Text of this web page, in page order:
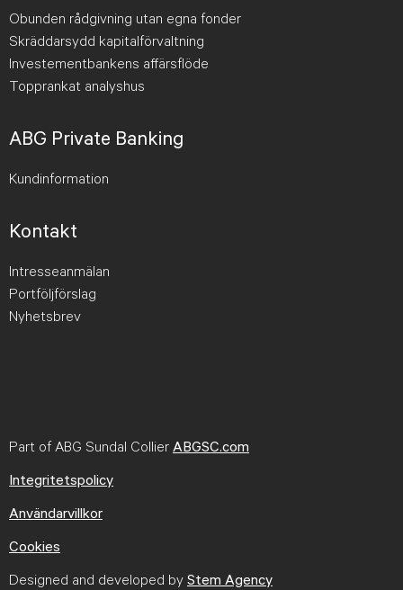
Obunden rådgivning utan egna fonder
Skräddarsydd kapitalförvaltning
Investementbankens affärsflöde
Topprankat analyshus
ABG Private Banking
Kundinformation
Kontakt
Intresseanmälan
Portföljförslag
Nyhetsbrev
Part of ABG Sundal Collier ABGSC.com
Integritetspolicy
Användarvillkor
Cookies
Designed and developed by Stem Agency